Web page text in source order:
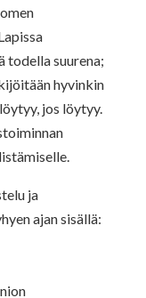
todella suurena;
hyvinkin
jos löytyy.
ja
ajan sisällä: